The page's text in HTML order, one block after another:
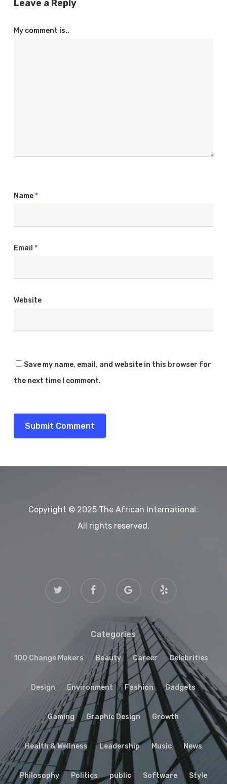
Leave a Reply
My comment is..
Name*
Email *
Website
Save my name, email, and website in this browser for
the next time I comment.
Copyright © 2025 The African International.
All rights reserved.
plus
Categories
100 Change Makers Beauty Career Celebrities
Design Environment Fashion Gadgets
Gaming Graphic Design Growth
Health & Wellness Leadership Music News
Philosophy Politics public Software Style